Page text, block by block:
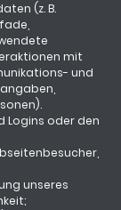
(z. B.
mit
und
Logins oder den
unseres